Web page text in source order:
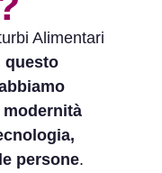
Alimentari
questo
persone.